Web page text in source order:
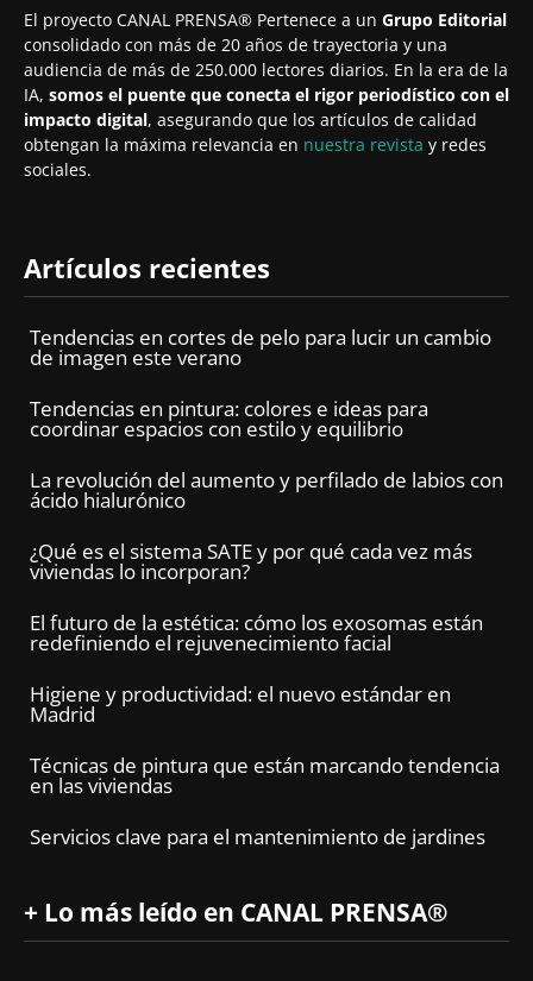
El proyecto CANAL PRENSA® Pertenece a un Grupo Editorial
consolidado con más de 20 años de trayectoria y una
audiencia de más de 250.000 lectores diarios. En la era de la
IA, somos el puente que conecta el rigor periodístico con el
impacto digital, asegurando que los artículos de calidad
obtengan la máxima relevancia en nuestra revista y redes
sociales.
Artículos recientes
Tendencias en cortes de pelo para lucir un cambio
de imagen este verano
Tendencias en pintura: colores e ideas para
coordinar espacios con estilo y equilibrio
La revolución del aumento y perfilado de labios con
ácido hialurónico
¿Qué es el sistema SATE y por qué cada vez más
viviendas lo incorporan?
El futuro de la estética: cómo los exosomas están
redefiniendo el rejuvenecimiento facial
Higiene y productividad: el nuevo estándar en
Madrid
Técnicas de pintura que están marcando tendencia
en las viviendas
Servicios clave para el mantenimiento de jardines
+ Lo más leído en CANAL PRENSA®